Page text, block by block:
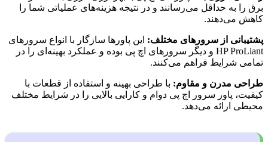
برق را به حداقل می‌رسانند و در نتیجه هزینه‌های عملیاتی شما را
کاهش می‌دهند.
پشتیبانی از سرورهای مختلف: این پاورها سازگار با انواع سرورهای
HP ProLiant و دیگر سرورهای اچ پی بوده و عملکرد بهینه‌ای را در
تمامی شرایط فراهم می‌کنند.
طراحی مدرن و مقاوم: با طراحی بهینه و استفاده از قطعات با
کیفیت، پاور سرور اچ پی دوام و کارایی بالایی را در شرایط مختلف
محیطی ارائه می‌دهد.